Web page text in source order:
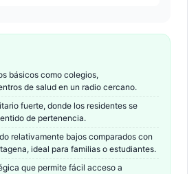
básicos como colegios,
de salud en un radio cercano.
fuerte, donde los residentes se
de pertenencia.
relativamente bajos comparados con
ideal para familias o estudiantes.
que permite fácil acceso a